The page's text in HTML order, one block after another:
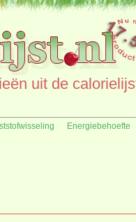
uit de
Energiebehoefte